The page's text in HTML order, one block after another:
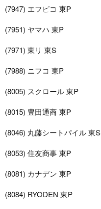
(7947) エフピコ 東P
(7951) ヤマハ 東P
(7971) 東リ 東S
(7988) ニフコ 東P
(8005) スクロール 東P
(8015) 豊田通商 東P
(8046) 丸藤シートパイル 東S
(8053) 住友商事 東P
(8081) カナデン 東P
(8084) RYODEN 東P